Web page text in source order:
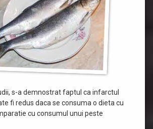
s-a demnostrat faptul ca infarctul
fi redus daca se consuma o dieta cu
cu consumul unui peste